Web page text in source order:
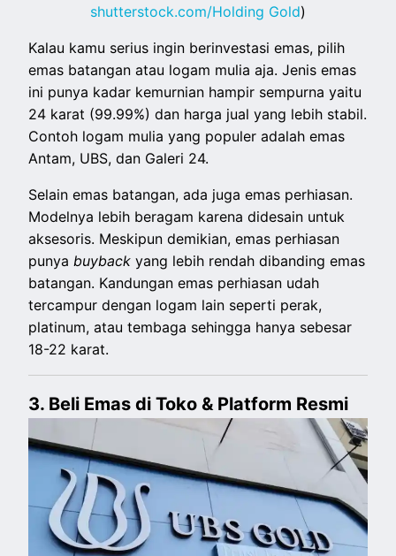
shutterstock.com/Holding Gold)
Kalau kamu serius ingin berinvestasi emas, pilih
emas batangan atau logam mulia aja. Jenis emas
ini punya kadar kemurnian hampir sempurna yaitu
24 karat (99.99%) dan harga jual yang lebih stabil.
Contoh logam mulia yang populer adalah emas
Antam, UBS, dan Galeri 24.
Selain emas batangan, ada juga emas perhiasan.
Modelnya lebih beragam karena didesain untuk
aksesoris. Meskipun demikian, emas perhiasan
punyabuybackyang lebih rendah dibanding emas
batangan. Kandungan emas perhiasan udah
tercampur dengan logam lain seperti perak,
platinum, atau tembaga sehingga hanya sebesar
18-22 karat.
3. Beli Emas di Toko & Platform Resmi